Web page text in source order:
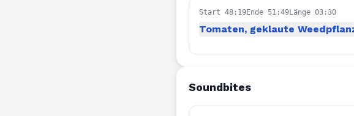
Start 48:19Ende 51:49Länge 03:30
Tomaten, geklaute
Soundbites